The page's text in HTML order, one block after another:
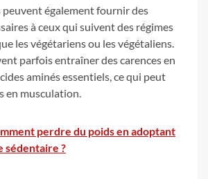
peuvent également fournir des
à ceux qui suivent des régimes
les végétariens ou les végétaliens.
parfois entraîner des carences en
aminés essentiels, ce qui peut
en musculation.
perdre du poids en adoptant
sédentaire ?